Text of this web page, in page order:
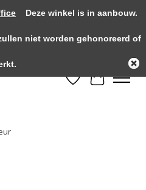
in Heythuysen!
Verlanglijst
Deze winkel is in aanbouw.
niet worden gehonoreerd of